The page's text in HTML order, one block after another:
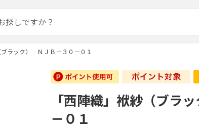
ブラック） ＮＪＢ－３０－０１
「西陣織」袱紗（ブラ
－０１